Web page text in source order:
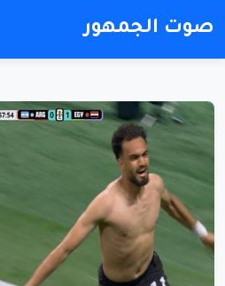
صوت الجمهور